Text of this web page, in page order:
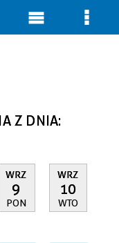
Z DNIA:
WRZ
9
PON
WRZ
10
WTO
Menu Menu